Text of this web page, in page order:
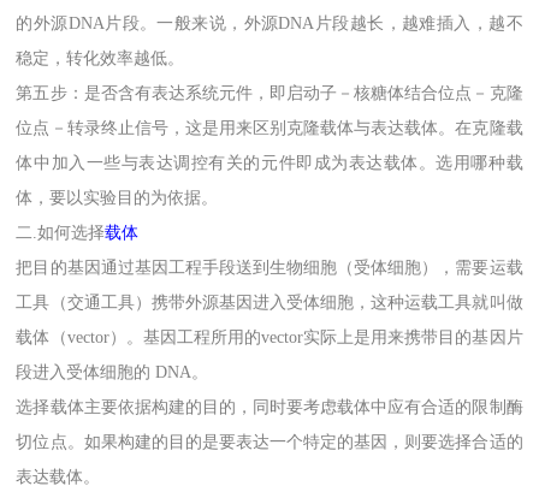
的外源DNA片段。一般来说，外源DNA片段越长，越难插入，越不
稳定，转化效率越低。
第五步：是否含有表达系统元件，即启动子－核糖体结合位点－克隆
位点－转录终止信号，这是用来区别克隆载体与表达载体。在克隆载
体中加入一些与表达调控有关的元件即成为表达载体。选用哪种载
体，要以实验目的为依据。
二.如何选择载体
把目的基因通过基因工程手段送到生物细胞（受体细胞），需要运载
工具（交通工具）携带外源基因进入受体细胞，这种运载工具就叫做
载体（vector）。基因工程所用的vector实际上是用来携带目的基因片
段进入受体细胞的 DNA。
选择载体主要依据构建的目的，同时要考虑载体中应有合适的限制酶
切位点。如果构建的目的是要表达一个特定的基因，则要选择合适的
表达载体。